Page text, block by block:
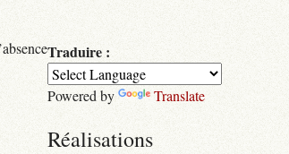
Traduire :
Powered by Translate
Réalisations